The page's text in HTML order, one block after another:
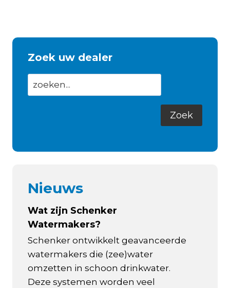
Zoek uw dealer
Nieuws
Wat zijn Schenker
Watermakers?
Schenker ontwikkelt geavanceerde
watermakers die (zee)water
omzetten in schoon drinkwater.
Deze systemen worden veel